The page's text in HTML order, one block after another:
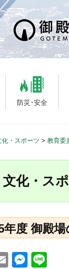
防災･安全
化・スポーツ > 教育委
化・ス
年度 御殿場
E
M